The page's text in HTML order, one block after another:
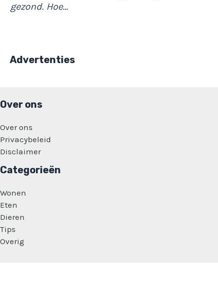
gezond. Hoe…
Advertenties
Over ons
Over ons
Privacybeleid
Disclaimer
Categorieën
Wonen
Eten
Dieren
Tips
Overig